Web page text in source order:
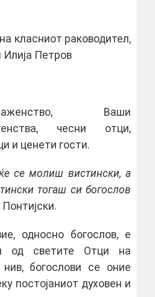
класниот раководител,
Илија Петров
Ваши
чесни отци,
и ценети гости.
се молиш вистински, а
тогаш си богослов
Понтијски.
односно богослов, е
од светите Отци на
богослови се оние
постојаниот духовен и